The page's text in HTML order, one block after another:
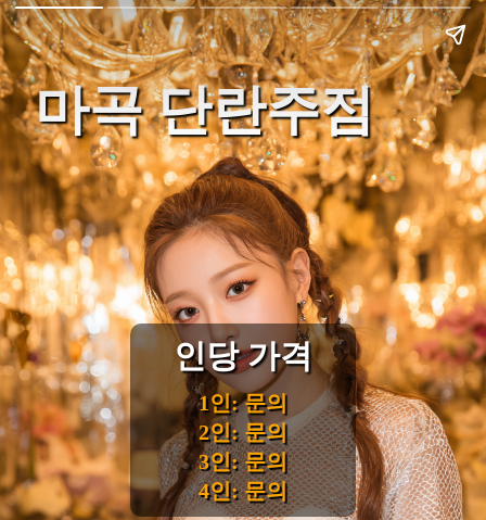
마곡 단란주점
인당 가격
1인: 문의
2인: 문의
3인: 문의
4인: 문의